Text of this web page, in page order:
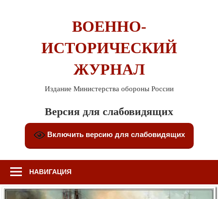
ВОЕННО-
ИСТОРИЧЕСКИЙ
ЖУРНАЛ
Издание Министерства обороны России
Версия для слабовидящих
Включить версию для слабовидящих
НАВИГАЦИЯ